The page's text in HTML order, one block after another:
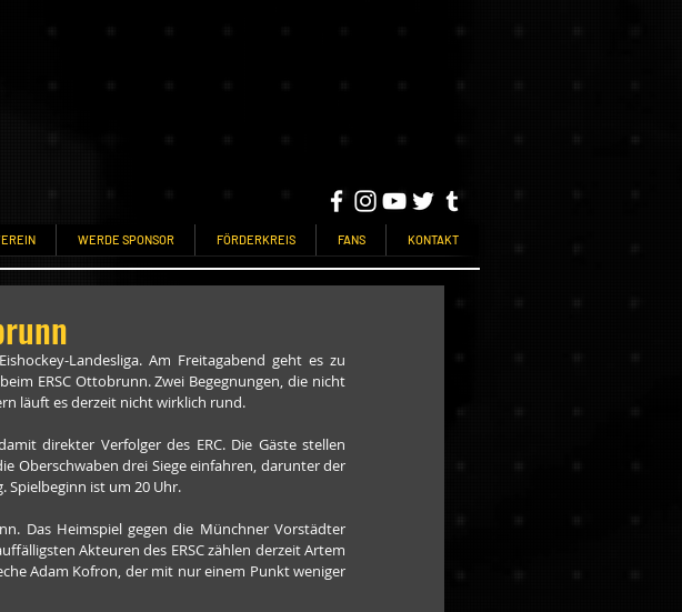
WERDE SPONSOR FÖRDERKREIS FANS KONTAKT
Landesliga. Am Freitagabend geht es zu
ERSC Ottobrunn. Zwei Begegnungen, die nicht
läuft es derzeit nicht wirklich rund.
direkter Verfolger des ERC. Die Gäste stellen
Oberschwaben drei Siege einfahren, darunter der
Spielbeginn ist um 20 Uhr.
Das Heimspiel gegen die Münchner Vorstädter
Akteuren des ERSC zählen derzeit Artem
Adam Kofron, der mit nur einem Punkt weniger